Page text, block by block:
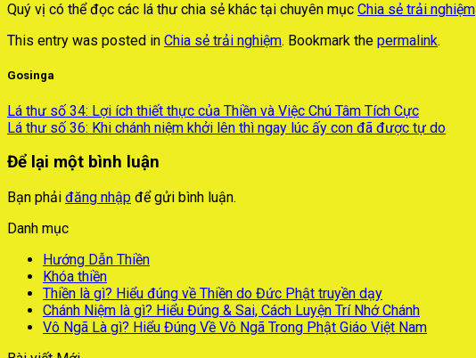
Quý vị có thể đọc các lá thư chia sẻ khác tại chuyên mục Chia sẻ trải nghiệm
This entry was posted in Chia sẻ trải nghiệm. Bookmark the permalink.
Gosinga
Lá thư số 34: Lợi ích thiết thực của Thiền và Việc Chú Tâm Tích Cực
Lá thư số 36: Khi chánh niệm khởi lên thì ngay lúc ấy con đã được tự do
Để lại một bình luận
Bạn phải đăng nhập để gửi bình luận.
Danh mục
Hướng Dẫn Thiền
Khóa thiền
Thiền là gì? Hiểu đúng về Thiền do Đức Phật truyền dạy
Chánh Niệm là gì? Hiểu Đúng & Sai, Cách Luyện Trí Nhớ Chánh
Vô Ngã Là gì? Hiểu Đúng Về Vô Ngã Trong Phật Giáo Việt Nam